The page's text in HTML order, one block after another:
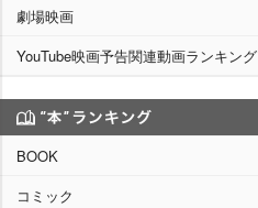
劇場映画
YouTube映画予告関連動画ランキング
BOOK
コミック